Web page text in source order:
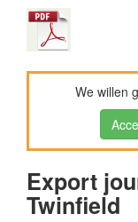
We willen
Export
Twinfield